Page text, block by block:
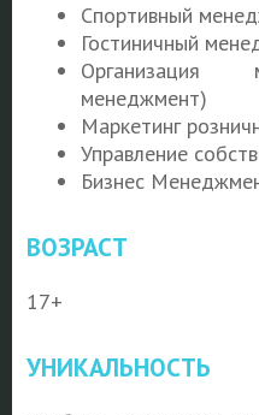
Спортивный
Гостиничный
Организация
менеджмент)
Маркетинг
Управление
Бизнес
ВОЗРАСТ
17+
УНИКАЛЬНОСТЬ